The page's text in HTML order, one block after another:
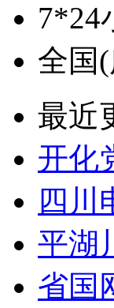
7*24
全国
最近
开化
四川
平湖
省国